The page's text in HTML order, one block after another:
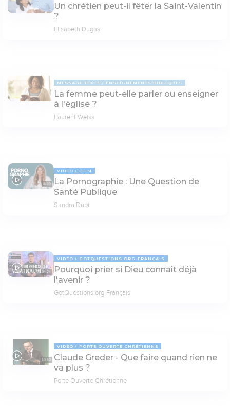
Un chrétien peut-il fêter la Saint-Valentin
?
Elisabeth Dugas
MESSAGE TEXTE ENSEIGNEMENTS BIBLIQUES
La femme peut-elle parler ou enseigner
à l'église ?
Laurent Weiss
18:39
VIDÉO FILM
La Pornographie : Une Question de
Santé Publique
Sandra Dubi
04:24
VIDÉO GOTQUESTIONS.ORG-FRANÇAIS
Pourquoi prier si Dieu connaît déjà
l'avenir ?
GotQuestions.org-Français
50:50
VIDÉO PORTE OUVERTE CHRÉTIENNE
Claude Greder - Que faire quand rien ne
va plus ?
Porte Ouverte Chrétienne